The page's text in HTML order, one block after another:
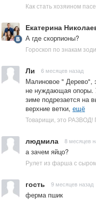
Как стать хозяином
Екатерина
А где скорпионы?
Гороскоп по знакам
Ли 6 месяцев назад
Малиновое " Дерево",
не нуждающая опоры.
зиме подрезается на
верхние ветки, ещё
людмила 8 месяцев
а зачем яйцо?
Рулет из фарша с сыром
гость 9 месяцев назад
ферма пшик